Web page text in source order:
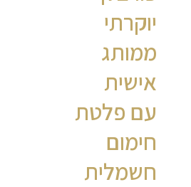
יוקרתי
ממותג
אישית
עם פלטת
חימום
חשמלית